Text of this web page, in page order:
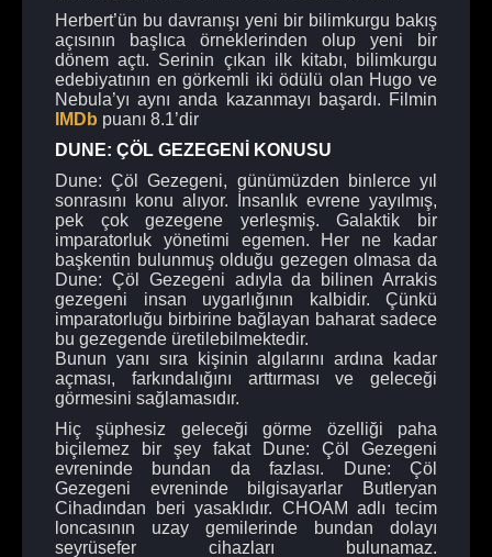
Herbert’ün bu davranışı yeni bir bilimkurgu bakış
açısının başlıca örneklerinden olup yeni bir
dönem açtı. Serinin çıkan ilk kitabı, bilimkurgu
edebiyatının en görkemli iki ödülü olan Hugo ve
Nebula’yı aynı anda kazanmayı başardı. Filmin
IMDb puanı 8.1’dir
DUNE: ÇÖL GEZEGENİ KONUSU
Dune: Çöl Gezegeni, günümüzden binlerce yıl
sonrasını konu alıyor. İnsanlık evrene yayılmış,
pek çok gezegene yerleşmiş. Galaktik bir
imparatorluk yönetimi egemen. Her ne kadar
başkentin bulunmuş olduğu gezegen olmasa da
Dune: Çöl Gezegeni adıyla da bilinen Arrakis
gezegeni insan uygarlığının kalbidir. Çünkü
imparatorluğu birbirine bağlayan baharat sadece
bu gezegende üretilebilmektedir.
Bunun yanı sıra kişinin algılarını ardına kadar
açması, farkındalığını arttırması ve geleceği
görmesini sağlamasıdır.
Hiç şüphesiz geleceği görme özelliği paha
biçilemez bir şey fakat Dune: Çöl Gezegeni
evreninde bundan da fazlası. Dune: Çöl
Gezegeni evreninde bilgisayarlar Butleryan
Cihadından beri yasaklıdır. CHOAM adlı tecim
loncasının uzay gemilerinde bundan dolayı
seyrüsefer cihazları bulunamaz.